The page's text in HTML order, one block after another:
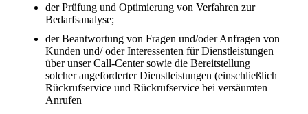
der Prüfung und Optimierung von Verfahren zur
Bedarfsanalyse;
der Beantwortung von Fragen und/oder Anfragen von
Kunden und/ oder Interessenten für Dienstleistungen
über unser Call-Center sowie die Bereitstellung
solcher angeforderter Dienstleistungen (einschließlich
Rückrufservice und Rückrufservice bei versäumten
Anrufen